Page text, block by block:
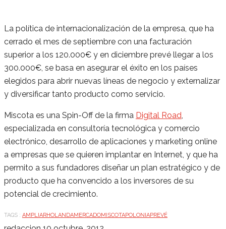
La política de internacionalización de la empresa, que ha
cerrado el mes de septiembre con una facturación
superior a los 120.000€ y en diciembre prevé llegar a los
300.000€, se basa en asegurar el éxito en los países
elegidos para abrir nuevas líneas de negocio y externalizar
y diversificar tanto producto como servicio.
Miscota es una Spin-Off de la firma Digital Road,
especializada en consultoría tecnológica y comercio
electrónico, desarrollo de aplicaciones y marketing online
a empresas que se quieren implantar en Internet, y que ha
permito a sus fundadores diseñar un plan estratégico y de
producto que ha convencido a los inversores de su
potencial de crecimiento.
TAGS : AMPLIARHOLANDAMERCADOMISCOTAPOLONIAPREVÉ